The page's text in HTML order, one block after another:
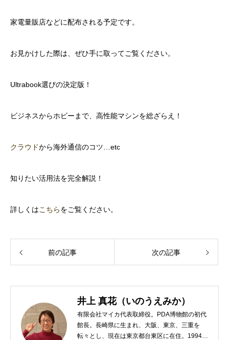
家電量販店などに配布される予定です。
お見かけした際は、ぜひ手に取ってご覧ください。
Ultrabook選びの決定版！
ビジネスからホビーまで、高性能マシンを総ざらえ！
クラウドから海外通信のコツ…etc
知りたい活用法を完全解説！
詳しくはこちらをご覧ください。
前の記事 次の記事
井上 真花（いのうえみか）
有限会社マイカ代表取締役。PDA博物館の初代
館長。長崎県に生まれ、大阪、東京、三重を
転々とし、現在は東京都台東区に在住。1994年